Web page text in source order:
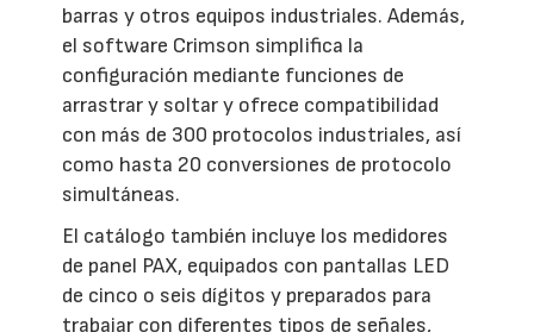
barras y otros equipos industriales. Además,
el software Crimson simplifica la
configuración mediante funciones de
arrastrar y soltar y ofrece compatibilidad
con más de 300 protocolos industriales, así
como hasta 20 conversiones de protocolo
simultáneas.
El catálogo también incluye los medidores
de panel PAX, equipados con pantallas LED
de cinco o seis dígitos y preparados para
trabajar con diferentes tipos de señales,